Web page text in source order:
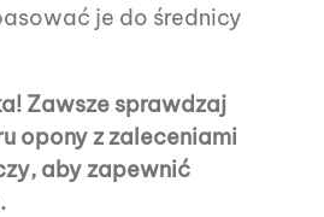
je do średnicy
Zawsze sprawdzaj
opony z zaleceniami
aby zapewnić